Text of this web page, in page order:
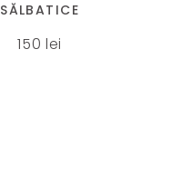
Opțiunile
SĂLBATICE
150 lei